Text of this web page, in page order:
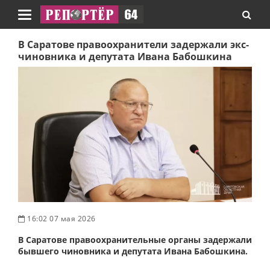
Навигация
В Саратове правоохранители задержали экс-
чиновника и депутата Ивана Бабошкина
16:02 07 мая 2026
В Саратове правоохранительные органы задержали
бывшего чиновника и депутата Ивана Бабошкина.